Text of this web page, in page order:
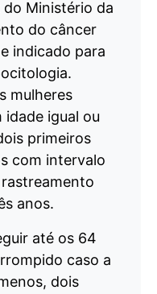
Ministério da
do câncer
indicado para
mulheres
idade igual ou
primeiros
com intervalo
anos.
até os 64
caso a
dois